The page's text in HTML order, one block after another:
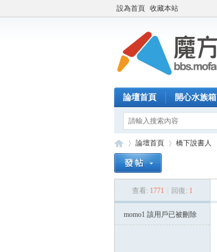
設為首頁 收藏本站
論壇首頁 開心水族箱
論壇首頁 橋下說書人
查看: 1771 回復: 1
momo1 該用戶已被刪除